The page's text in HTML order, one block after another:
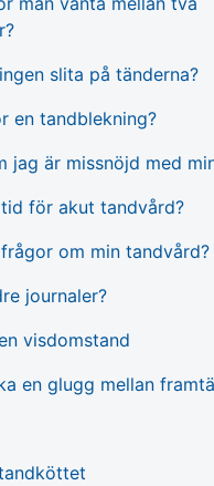
slita på tänderna?
en tandblekning?
jag är missnöjd med
för akut tandvård?
om min tandvård?
journaler?
visdomstand
en glugg mellan